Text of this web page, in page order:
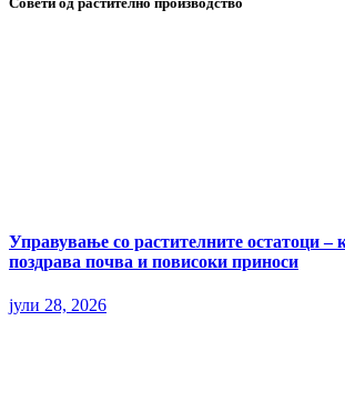
Управување со растителните остатоци –
поздрава почва и повисоки приноси
јули 28, 2026